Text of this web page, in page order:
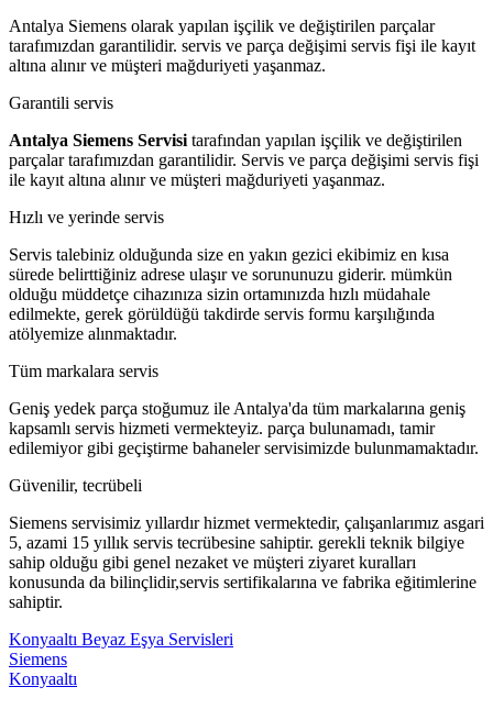
Antalya Siemens olarak yapılan işçilik ve değiştirilen parçalar
tarafımızdan garantilidir. servis ve parça değişimi servis fişi ile kayıt
altına alınır ve müşteri mağduriyeti yaşanmaz.
Garantili servis
Antalya Siemens Servisitarafından yapılan işçilik ve değiştirilen
parçalar tarafımızdan garantilidir. Servis ve parça değişimi servis fişi
ile kayıt altına alınır ve müşteri mağduriyeti yaşanmaz.
Hızlı ve yerinde servis
Servis talebiniz olduğunda size en yakın gezici ekibimiz en kısa
sürede belirttiğiniz adrese ulaşır ve sorununuzu giderir. mümkün
olduğu müddetçe cihazınıza sizin ortamınızda hızlı müdahale
edilmekte, gerek görüldüğü takdirde servis formu karşılığında
atölyemize alınmaktadır.
Tüm markalara servis
Geniş yedek parça stoğumuz ile Antalya'da tüm markalarına geniş
kapsamlı servis hizmeti vermekteyiz. parça bulunamadı, tamir
edilemiyor gibi geçiştirme bahaneler servisimizde bulunmamaktadır.
Güvenilir, tecrübeli
Siemens servisimiz yıllardır hizmet vermektedir, çalışanlarımız asgari
5, azami 15 yıllık servis tecrübesine sahiptir. gerekli teknik bilgiye
sahip olduğu gibi genel nezaket ve müşteri ziyaret kuralları
konusunda da bilinçlidir,servis sertifikalarına ve fabrika eğitimlerine
sahiptir.
Konyaaltı Beyaz Eşya Servisleri
Siemens
Konyaaltı